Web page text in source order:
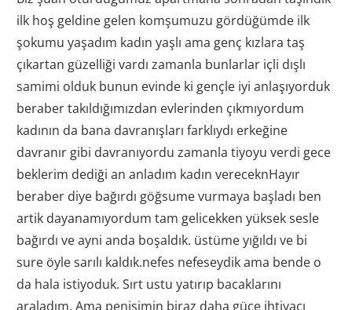
ilk hoş geldine gelen komşumuzu gördüğümde ilk
şokumu yaşadım kadın yaşlı ama genç kızlara taş
çıkartan güzelliği vardı zamanla bunlarlar içli dışlı
samimi olduk bunun evinde ki gençle iyi anlaşıyorduk
beraber takıldığımızdan evlerinden çıkmıyordum
kadının da bana davranışları farklıydı erkeğine
davranır gibi davranıyordu zamanla tiyoyu verdi gece
beklerim dediği an anladım kadın vereceknHayır
beraber diye bağırdı göğsume vurmaya başladı ben
artik dayanamıyordum tam gelicekken yüksek sesle
bağırdı ve ayni anda boşaldık. üstüme yığıldı ve bi
sure öyle sarılı kaldık.nefes nefeseydik ama bende o
da hala istiyoduk. Sırt ustu yatırıp bacaklarını
araladım. Ama penisimin biraz daha güce ihtiyacı